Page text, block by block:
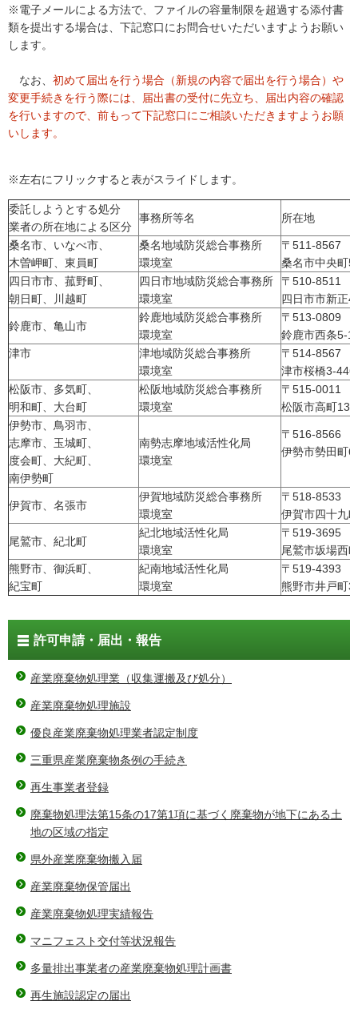
※電子メールによる方法で、ファイルの容量制限を超過する添付書
類を提出する場合は、下記窓口にお問合せいただいますようお願い
します。
なお、 初めて届出を行う場合（新規の内容で届出を行う場合）や
変更手続きを行う際には、届出書の受付に先立ち、届出内容の確認
を行いますので、前もって下記窓口にご相談いただきますようお願
いします。
※左右にフリックすると表がスライドします。
委託しようとする処分
業者の所在地による区分
事務所等名 所在地
桑名市、いなべ市、
木曽岬町、東員町
桑名地域防災総合事務所
環境室
〒511-8567
桑名市中央町
四日市市、菰野町、
朝日町、川越町
四日市地域防災総合事務所
環境室
〒510-8511
四日市市新正
鈴鹿市、亀山市
鈴鹿地域防災総合事務所
環境室
〒513-0809
鈴鹿市西条5-
津市
津地域防災総合事務所
環境室
〒514-8567
津市桜橋3-
松阪市、多気町、
明和町、大台町
松阪地域防災総合事務所
環境室
〒515-0011
松阪市高町138
伊勢市、鳥羽市、
志摩市、玉城町、
度会町、大紀町、
南伊勢町
南勢志摩地域活性化局
環境室
〒516-8566
伊勢市勢田町
伊賀市、名張市
伊賀地域防災総合事務所
環境室
〒518-8533
伊賀市四十九
尾鷲市、紀北町
紀北地域活性化局
環境室
〒519-3695
尾鷲市坂場西
熊野市、御浜町、
紀宝町
紀南地域活性化局
環境室
〒519-4393
熊野市井戸町
許可申請・届出・報告
産業廃棄物処理業（収集運搬及び処分）
産業廃棄物処理施設
優良産業廃棄物処理業者認定制度
三重県産業廃棄物条例の手続き
再生事業者登録
廃棄物処理法第15条の17第1項に基づく廃棄物が地下にある土
地の区域の指定
県外産業廃棄物搬入届
産業廃棄物保管届出
産業廃棄物処理実績報告
マニフェスト交付等状況報告
多量排出事業者の産業廃棄物処理計画書
再生施設認定の届出